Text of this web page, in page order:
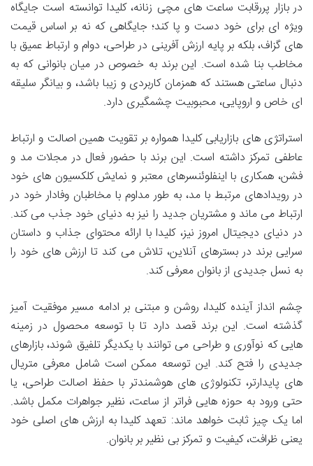
در بازار پررقابت ساعت های مچی زنانه، کلیدا توانسته است جایگاه
ویژه ای برای خود دست و پا کند؛ جایگاهی که نه بر اساس قیمت
های گزاف، بلکه بر پایه ارزش آفرینی در طراحی، دوام و ارتباط عمیق با
مخاطب بنا شده است. این برند به خصوص در میان بانوانی که به
دنبال ساعتی هستند که همزمان کاربردی و زیبا باشد، و بیانگر سلیقه
ای خاص و اروپایی، محبوبیت چشمگیری دارد.
استراتژی های بازاریابی کلیدا همواره بر تقویت همین اصالت و ارتباط
عاطفی تمرکز داشته است. این برند با حضور فعال در مجلات مد و
فشن، همکاری با اینفلوئنسرهای معتبر و نمایش کلکسیون های خود
در رویدادهای مرتبط با مد، به طور مداوم با مخاطبان وفادار خود در
ارتباط می ماند و مشتریان جدید را نیز به دنیای خود جذب می کند.
در دنیای دیجیتال امروز نیز، کلیدا با ارائه محتوای جذاب و داستان
سرایی برند در بسترهای آنلاین، تلاش می کند تا ارزش های خود را
به نسل جدیدی از بانوان معرفی کند.
چشم انداز آینده کلیدا، روشن و مبتنی بر ادامه مسیر موفقیت آمیز
گذشته است. این برند قصد دارد تا با توسعه محصول در زمینه
هایی که نوآوری و طراحی می توانند با یکدیگر تلفیق شوند، بازارهای
جدیدی را فتح کند. این توسعه ممکن است شامل معرفی متریال
های پایدارتر، تکنولوژی های هوشمندتر با حفظ اصالت طراحی، یا
حتی ورود به حوزه هایی فراتر از ساعت، نظیر جواهرات مکمل باشد.
اما یک چیز ثابت خواهد ماند: تعهد کلیدا به ارزش های اصلی خود
یعنی ظرافت، کیفیت و تمرکز بی نظیر بر بانوان.